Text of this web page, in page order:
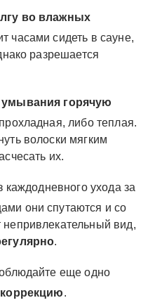
во влажных
часами сидеть в сауне,
разрешается
умывания горячую
либо теплая.
волоски мягким
их.
каждодневного ухода за
они спутаются и со
вид,
.
еще одно
.